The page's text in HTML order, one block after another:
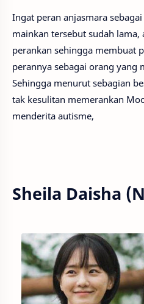
Ingat peran anjasmara
mainkan tersebut sudah lama,
perankan sehingga membuat
perannya sebagai orang yang
Sehingga menurut sebagian
tak kesulitan memerankan
menderita autisme,
Sheila Daisha